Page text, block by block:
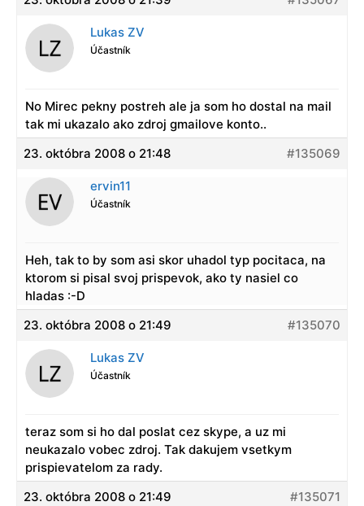
Lukas ZV
Účastník
No Mirec pekny postreh ale ja som ho dostal na mail
tak mi ukazalo ako zdroj gmailove konto..
23. októbra 2008 o 21:48
#135069
ervin11
Účastník
Heh, tak to by som asi skor uhadol typ pocitaca, na
ktorom si pisal svoj prispevok, ako ty nasiel co
hladas :-D
23. októbra 2008 o 21:49
#135070
Lukas ZV
Účastník
teraz som si ho dal poslat cez skype, a uz mi
neukazalo vobec zdroj. Tak dakujem vsetkym
prispievatelom za rady.
23. októbra 2008 o 21:49
#135071